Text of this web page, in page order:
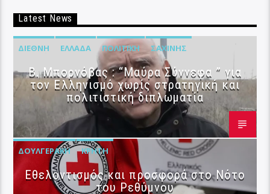
Latest News
ΔΙΕΘΝΉ ΕΛΛΆΔΑ ΠΟΛΙΤΙΚΉ ΣΑΧΊΝΗΣ
B. Μπορνόβας : “Μαύρα Σύννεφα ” για
τον Ελληνισμό χωρίς στρατηγική και
πολιτιστική διπλωματία
ΔΟΥΛΓΕΡΆΚΗ ΚΡΉΤΗ
Εθελοντισμός και προσφορά στο Νότο
του Ρεθύμνου